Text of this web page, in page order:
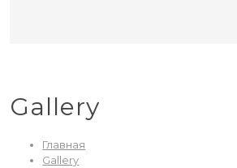
Gallery
Главная
Gallery